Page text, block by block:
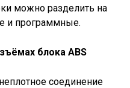
можно разделить на
и программные.
блока ABS
соединение